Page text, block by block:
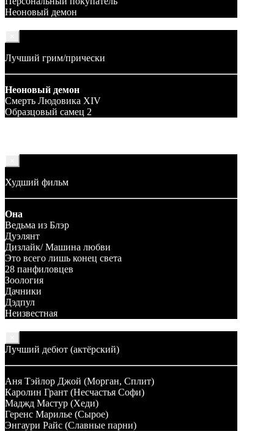
Неоновый демон
Лучший грим/прически
Неоновый демон
Смерть Людовика XIV
Образцовый самец 2
Худший фильм
Она
Ведьма из Блэр
Дуэлянт
Дизлайк/ Машина любви
Это всего лишь конец света
28 панфиловцев
Зоология
Дачники
Дэдпул
Неизвестная
Лучший дебют (актёрский)
Аня Тэйлор Джой (Морган, Сплит)
Каролин Грант (Несчастья Софи)
Маджд Мастур (Хеди)
Геренс Марилье (Сырое)
Энгаури Райс (Славные парни)